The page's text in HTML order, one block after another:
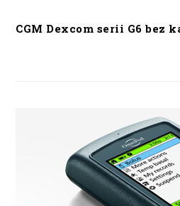
CGM Dexcom serii G6 bez